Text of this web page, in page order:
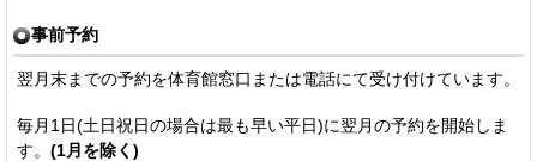
事前予約
翌月末までの予約を体育館窓口または電話にて受け付けています。
毎月1日(土日祝日の場合は最も早い平日)に翌月の予約を開始しま
す。 (1月を除く)